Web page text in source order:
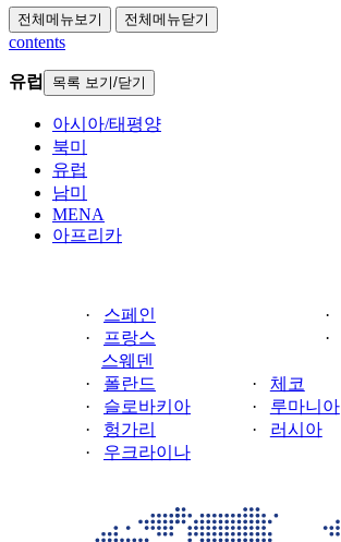
전체메뉴보기 전체메뉴닫기
contents
유럽 목록 보기/닫기
아시아/태평양
북미
유럽
남미
MENA
아프리카
· 스페인 ·
·
프랑스 ·
스웨덴
·
폴란드 ·
체코
·
슬로바키아 ·
루마니아
·
헝가리 ·
러시아
·
우크라이나